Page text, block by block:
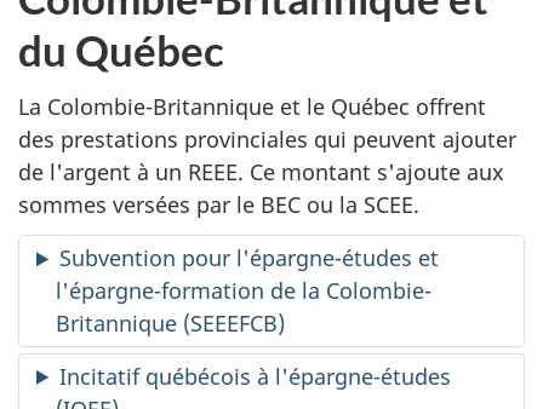
du Québec
La Colombie-Britannique et le Québec offrent
des prestations provinciales qui peuvent ajouter
de l'argent à un REEE. Ce montant s'ajoute aux
sommes versées par le BEC ou la SCEE.
Subvention pour l'épargne-études et
l'épargne-formation de la Colombie-
Britannique (SEEEFCB)
Incitatif québécois à l'épargne-études